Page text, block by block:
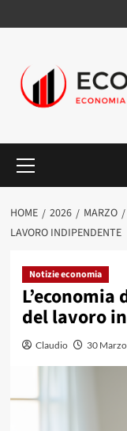
al
principale
HOME 2026 MARZO
LAVORO INDIPENDENTE
Notizie economia
del lavoro
Claudio 30